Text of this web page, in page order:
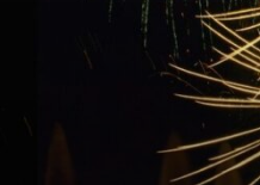
Tartalomhoz